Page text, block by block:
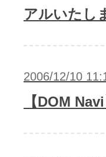
アルいたし
2006/12/10
【DOM